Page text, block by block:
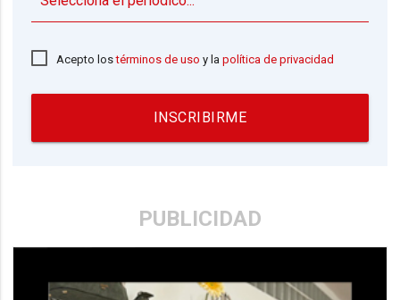
Acepto lostérminos de uso y lapolítica de privacidad
INSCRIBIRME
PUBLICIDAD